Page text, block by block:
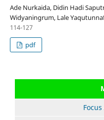
Ade Nurkaida, Didin Hadi
Widyaningrum, Lale
114-127
pdf